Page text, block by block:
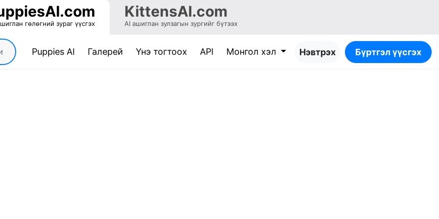
гөлөгний зураг үүсгэх
KittensAI.com
AI ашиглан зулзагын зургийг бүтээх
Puppies AI(current)
Галерей Үнэ тогтоох API Монгол хэл Нэвтрэх Бүртгэл үүсгэх